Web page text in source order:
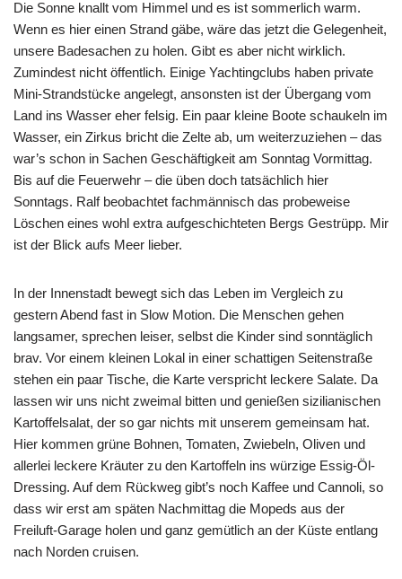
Die Sonne knallt vom Himmel und es ist sommerlich warm.
Wenn es hier einen Strand gäbe, wäre das jetzt die Gelegenheit,
unsere Badesachen zu holen. Gibt es aber nicht wirklich.
Zumindest nicht öffentlich. Einige Yachtingclubs haben private
Mini-Strandstücke angelegt, ansonsten ist der Übergang vom
Land ins Wasser eher felsig. Ein paar kleine Boote schaukeln im
Wasser, ein Zirkus bricht die Zelte ab, um weiterzuziehen – das
war’s schon in Sachen Geschäftigkeit am Sonntag Vormittag.
Bis auf die Feuerwehr – die üben doch tatsächlich hier
Sonntags. Ralf beobachtet fachmännisch das probeweise
Löschen eines wohl extra aufgeschichteten Bergs Gestrüpp. Mir
ist der Blick aufs Meer lieber.
In der Innenstadt bewegt sich das Leben im Vergleich zu
gestern Abend fast in Slow Motion. Die Menschen gehen
langsamer, sprechen leiser, selbst die Kinder sind sonntäglich
brav. Vor einem kleinen Lokal in einer schattigen Seitenstraße
stehen ein paar Tische, die Karte verspricht leckere Salate. Da
lassen wir uns nicht zweimal bitten und genießen sizilianischen
Kartoffelsalat, der so gar nichts mit unserem gemeinsam hat.
Hier kommen grüne Bohnen, Tomaten, Zwiebeln, Oliven und
allerlei leckere Kräuter zu den Kartoffeln ins würzige Essig-Öl-
Dressing. Auf dem Rückweg gibt’s noch Kaffee und Cannoli, so
dass wir erst am späten Nachmittag die Mopeds aus der
Freiluft-Garage holen und ganz gemütlich an der Küste entlang
nach Norden cruisen.